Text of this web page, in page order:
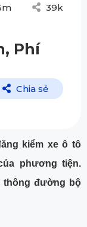
39k
Phí
Chia sẻ
kiểm xe ô tô
phương tiện.
thông đường bộ